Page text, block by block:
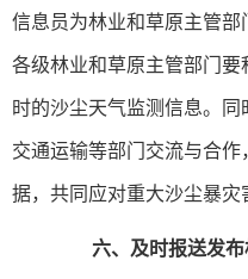
信息员为林业和草原主管部
各级林业和草原主管部门
时的沙尘天气监测信息。同
交通运输等部门交流与合
据，共同应对重大沙尘暴灾
六、及时报送发